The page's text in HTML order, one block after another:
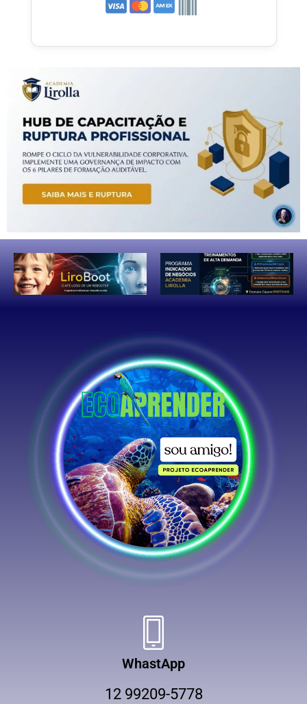
WhastApp
12 99209-5778